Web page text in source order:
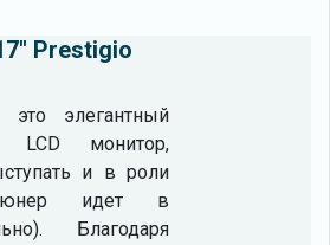
Prestigio
элегантный
LCD монитор,
и в роли
тюнер идет в
Благодаря